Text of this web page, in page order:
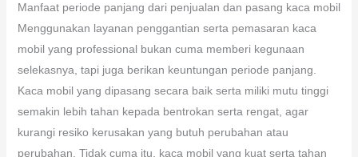
Manfaat periode panjang dari penjualan dan pasang kaca mobil
Menggunakan layanan penggantian serta pemasaran kaca
mobil yang professional bukan cuma memberi kegunaan
selekasnya, tapi juga berikan keuntungan periode panjang.
Kaca mobil yang dipasang secara baik serta miliki mutu tinggi
semakin lebih tahan kepada bentrokan serta rengat, agar
kurangi resiko kerusakan yang butuh perubahan atau
perubahan. Tidak cuma itu, kaca mobil yang kuat serta tahan